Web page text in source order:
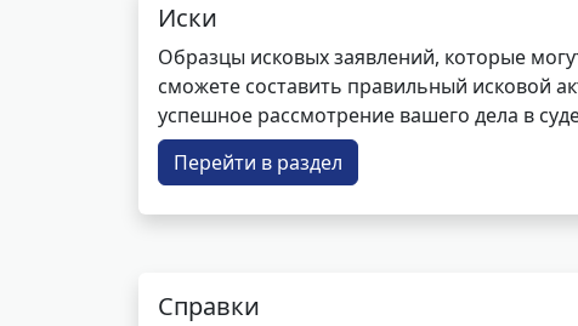
Иски
Образцы исковых заявлений, которые
сможете составить правильный исковой
успешное рассмотрение вашего дела в
Перейти в раздел
Справки